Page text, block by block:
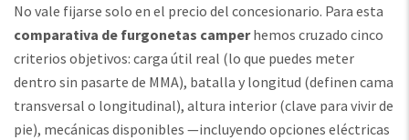
No vale fijarse solo en el precio del concesionario. Para esta
comparativa de furgonetas camperhemos cruzado cinco
criterios objetivos: carga útil real (lo que puedes meter
dentro sin pasarte de MMA), batalla y longitud (definen cama
transversal o longitudinal), altura interior (clave para vivir de
pie), mecánicas disponibles —incluyendo opciones eléctricas